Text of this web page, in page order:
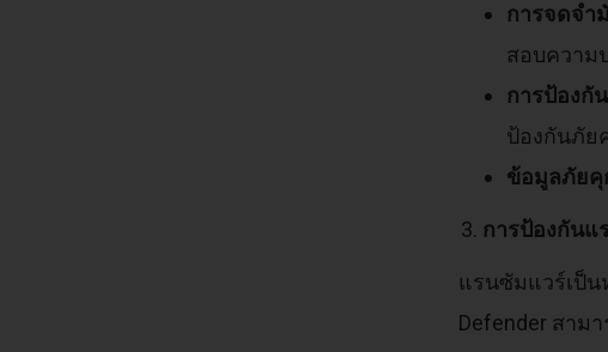
การจดจำ
สอบความ
การป้องกั
ป้องกันภัย
ข้อมูลภัยคุ
การป้องกันแ
แรนซัมแวร์เป็น
Defender สาม